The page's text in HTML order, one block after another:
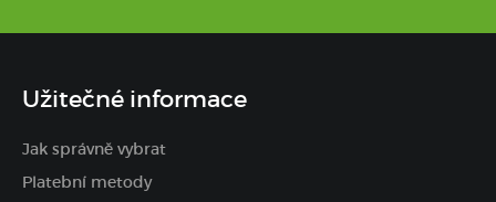
Užitečné informace
Jak správně vybrat
Platební metody